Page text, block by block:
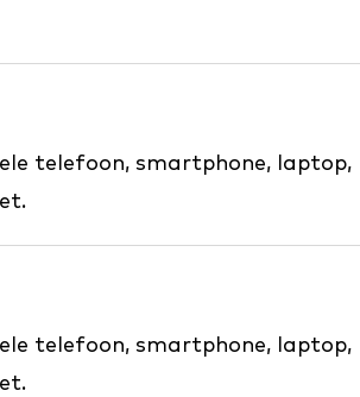
telefoon, smartphone, laptop,
telefoon, smartphone, laptop,